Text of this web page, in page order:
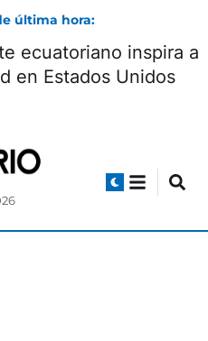
última hora:
ecuatoriano inspira a
en Estados Unidos